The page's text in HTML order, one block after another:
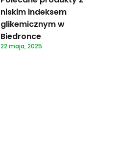
niskim indeksem
glikemicznym w
Biedronce
22 maja, 2025